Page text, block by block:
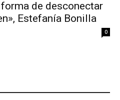
de desconectar
Estefanía Bonilla
0